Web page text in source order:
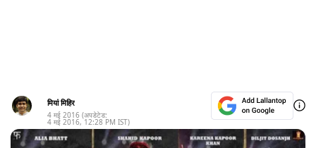
मियां मिहिर
4 मई 2016 (अपडेटेड:
4 मई 2016, 12:28 PM IST)